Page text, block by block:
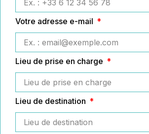
Votre adresse e-mail
Lieu de prise en charge
Lieu de destination